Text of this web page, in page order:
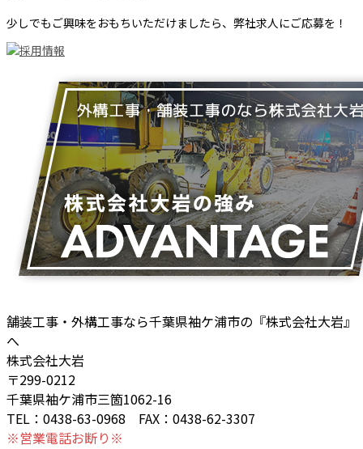
少しでもご興味をおもちいただけましたら、弊社求人にご応募を！
舗装工事・外構工事なら千葉県袖ケ浦市の『株式会社大岩』
へ
株式会社大岩
〒299-0212
千葉県袖ケ浦市三箇1062-16
TEL：0438-63-0968 FAX：0438-62-3307
※営業電話お断り※